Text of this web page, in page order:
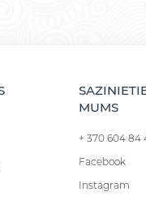
MUMS
+ 370 604 84
Facebook
Instagram